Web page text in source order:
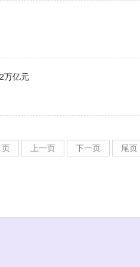
万亿元
页 上一页 下一页 尾页